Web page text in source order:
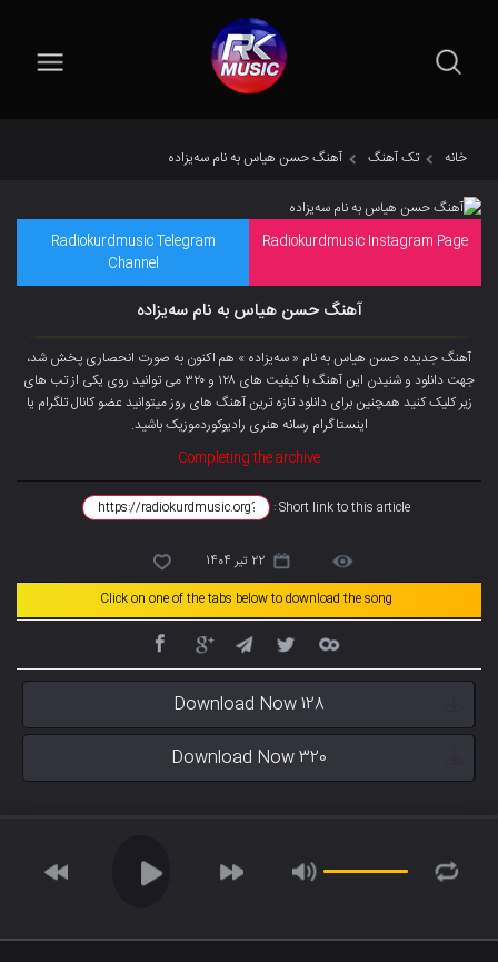
خانه تک آهنگ آهنگ حسن هیاس به نام سەیزادە
Radiokurdmusic Instagram Page
Radiokurdmusic Telegram
Channel
آهنگ حسن هیاس به نام سەیزادە
آهنگ جدیده حسن هیاس به نام « سەیزادە » هم اکنون به صورت انحصاری پخش شد،
جهت دانلود و شنیدن این آهنگ با کیفیت های ۱۲۸ و ۳۲۰ می توانید روی یکی از تب های
زیر کلیک کنید همچنین برای دانلود تازه ترین آهنگ های روز میتوانید عضو کانال تلگرام یا
اینستاگرام رسانه هنری رادیوکوردموزیک باشید.
Completing the archive
Short link to this article :
22 تیر 1404
Click on one of the tabs below to download the song
Download Now 128
Download Now 320